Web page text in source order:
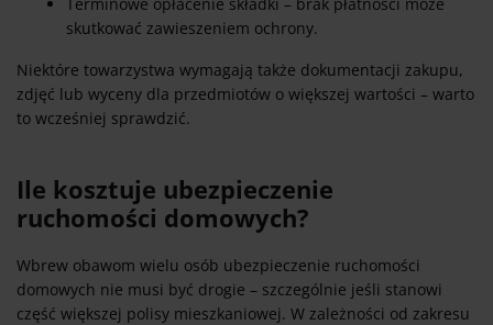
Terminowe opłacenie składki – brak płatności może
skutkować zawieszeniem ochrony.
Niektóre towarzystwa wymagają także dokumentacji zakupu,
zdjęć lub wyceny dla przedmiotów o większej wartości – warto
to wcześniej sprawdzić.
Ile kosztuje ubezpieczenie
ruchomości domowych?
Wbrew obawom wielu osób ubezpieczenie ruchomości
domowych nie musi być drogie – szczególnie jeśli stanowi
część większej polisy mieszkaniowej. W zależności od zakresu